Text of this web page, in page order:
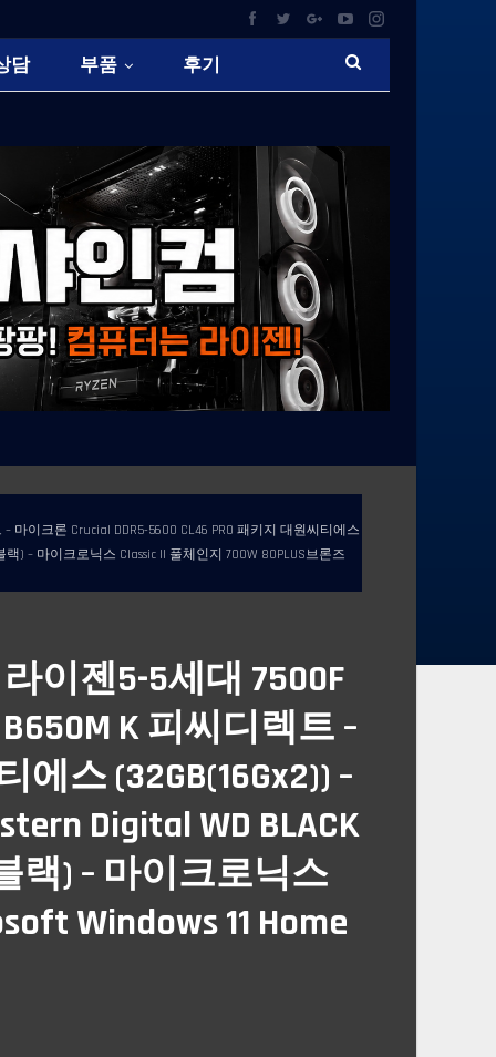
담 부품 후기
– 마이크론 Crucial DDR5-5600 CL46 PRO 패키지 대원씨티에스
랙) – 마이크로닉스 Classic II 풀체인지 700W 80PLUS브론즈
이젠5-5세대 7500F
B650M K 피씨디렉트 –
스 (32GB(16Gx2)) –
Digital WD BLACK
블랙) – 마이크로닉스
Windows 11 Home